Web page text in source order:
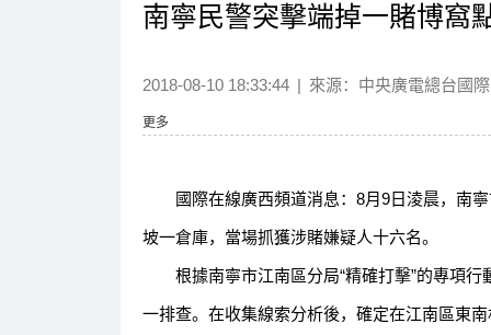
南寧民警突擊端掉一賭博窩
2018-08-10 18:33:44 | 來源： 中央廣電總台國
更多
國際在線廣西頻道消息：8月9日淩晨，南寧
坡一倉庫，當場抓獲涉賭嫌疑人十六名。
根據南寧市江南區分局“精確打擊”的專項行
一排查。在收集線索分析後，確定在江南區東